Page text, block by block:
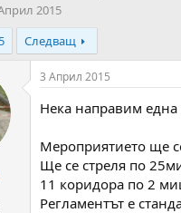
2015
5 Следващ
3 Април 2015
Нека направим една
Мероприятието ще
Ще се стреля по
11 коридора по 2
Регламентът е